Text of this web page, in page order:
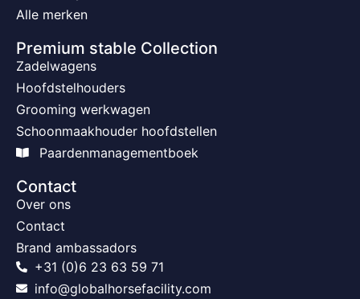
Alle merken
Premium stable Collection
Zadelwagens
Hoofdstelhouders
Grooming werkwagen
Schoonmaakhouder hoofdstellen
Paardenmanagementboek
Contact
Over ons
Contact
Brand ambassadors
+31 (0)6 23 63 59 71
info@globalhorsefacility.com